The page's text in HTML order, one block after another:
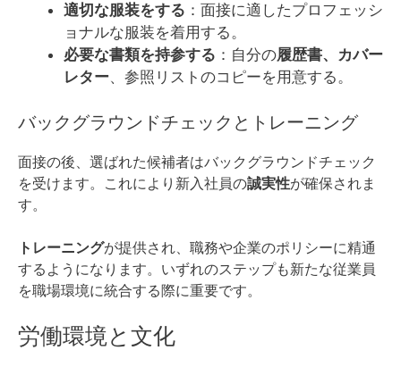
適切な服装をする ：面接に適したプロフェッシ
ョナルな服装を着用する。
必要な書類を持参する ：自分の履歴書、カバー
レター、参照リストのコピーを用意する。
バックグラウンドチェックとトレーニング
面接の後、選ばれた候補者はバックグラウンドチェック
を受けます。これにより新入社員の誠実性が確保されま
す。
トレーニングが提供され、職務や企業のポリシーに精通
するようになります。いずれのステップも新たな従業員
を職場環境に統合する際に重要です。
労働環境と文化